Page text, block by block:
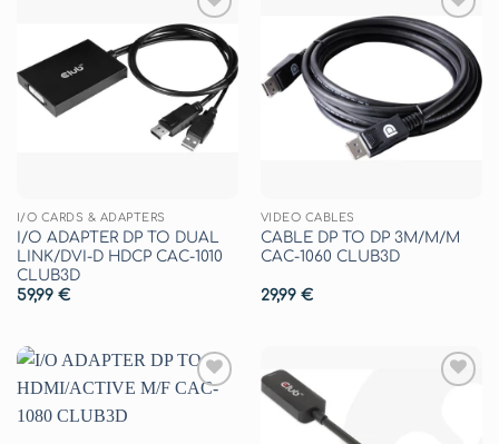
Aggiungi
alla lista
desideri
I/O CARDS & ADAPTERS
I/O ADAPTER DP TO DUAL
LINK/DVI-D HDCP CAC-1010
CLUB3D
59,99 €
Aggiungi
alla lista
dei
desideri
VIDEO CABLES
CABLE DP TO DP 3M/M/M
CAC-1060 CLUB3D
29,99 €